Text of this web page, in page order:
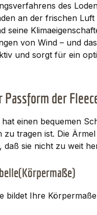
des
an der frischen
seine
von Wind – und
und sorgt für ein
Passform der
hat einen bequemen
zu tragen ist. Die
daß sie nicht zu weit
bildet Ihre